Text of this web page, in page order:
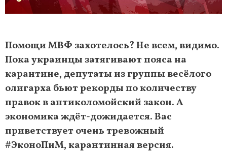
Помощи МВФ захотелось? Не всем, видимо.
Пока украинцы затягивают пояса на
карантине, депутаты из группы весёлого
олигарха бьют рекорды по количеству
правок в антиколомойский закон. А
экономика ждёт-дожидается. Вас
приветствует очень тревожный
#ЭконоПиМ, карантинная версия.